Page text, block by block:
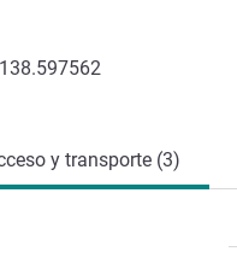
y transporte (3)